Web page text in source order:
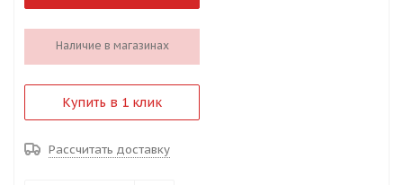
Наличие в магазинах
Купить в 1 клик
Рассчитать доставку